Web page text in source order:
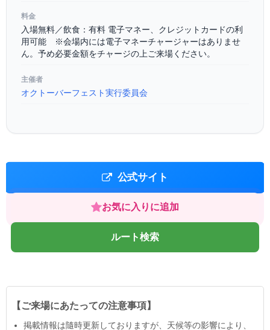
料金
入場無料／飲食：有料 電子マネー、クレジットカードの利
用可能 ※会場内には電子マネーチャージャーはありませ
ん。予め必要金額をチャージの上ご来場ください。
主催者
オクトーバーフェスト実行委員会
公式サイト
お気に入りに追加
ルート検索
【ご来場にあたっての注意事項】
掲載情報は隨時更新しておりますが、天候等の影響により、